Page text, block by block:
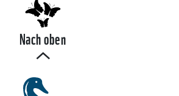
Nach oben